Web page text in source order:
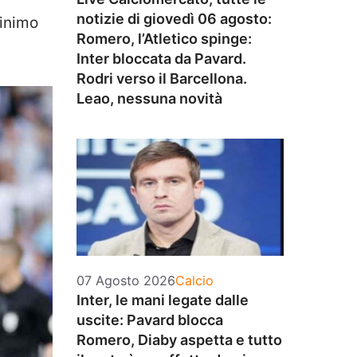
notizie di giovedì 06 agosto:
Romero, l’Atletico spinge:
Inter bloccata da Pavard.
Rodri verso il Barcellona.
Leao, nessuna novità
07 Agosto 2026Categorie
Calcio
Inter, le mani legate dalle
uscite: Pavard blocca
Romero, Diaby aspetta e tutto